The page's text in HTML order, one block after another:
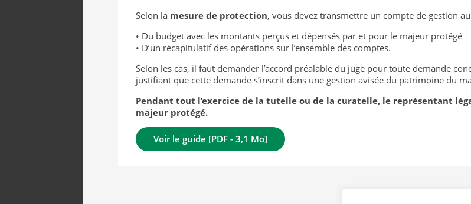
Selon la mesure de protection, vous devez transmettre un compte de gestion
• Du budget avec les montants perçus et dépensés par et pour le majeur protégé
• D’un récapitulatif des opérations sur l’ensemble des comptes.
Selon les cas, il faut demander l’accord préalable du juge pour toute demande
justifiant que cette demande s’inscrit dans une gestion avisée du patrimoine du
Pendant tout l’exercice de la tutelle ou de la curatelle, le représentant
majeur protégé.
Voir le guide [PDF - 3,1 Mo]